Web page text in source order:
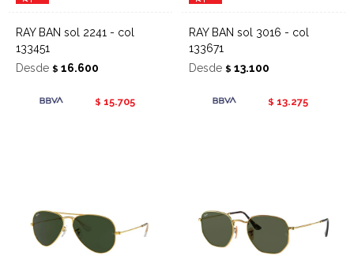
RAY BAN sol 2241 - col
133451
Desde $ 16.600
$ 15.705
RAY BAN sol 3016 - col
133671
Desde $ 13.100
$ 13.275